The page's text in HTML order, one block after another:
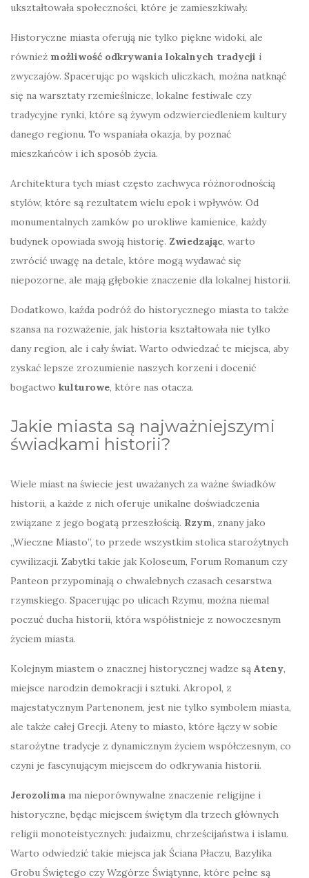
ukształtowała społeczności, które je zamieszkiwały.
Historyczne miasta oferują nie tylko piękne widoki, ale
również możliwość odkrywania lokalnych tradycji i
zwyczajów. Spacerując po wąskich uliczkach, można natknąć
się na warsztaty rzemieślnicze, lokalne festiwale czy
tradycyjne rynki, które są żywym odzwierciedleniem kultury
danego regionu. To wspaniała okazja, by poznać
mieszkańców i ich sposób życia.
Architektura tych miast często zachwyca różnorodnością
stylów, które są rezultatem wielu epok i wpływów. Od
monumentalnych zamków po urokliwe kamienice, każdy
budynek opowiada swoją historię. Zwiedzając, warto
zwrócić uwagę na detale, które mogą wydawać się
niepozorne, ale mają głębokie znaczenie dla lokalnej historii.
Dodatkowo, każda podróż do historycznego miasta to także
szansa na rozważenie, jak historia kształtowała nie tylko
dany region, ale i cały świat. Warto odwiedzać te miejsca, aby
zyskać lepsze zrozumienie naszych korzeni i docenić
bogactwo kulturowe, które nas otacza.
Jakie miasta są najważniejszymi
świadkami historii?
Wiele miast na świecie jest uważanych za ważne świadków
historii, a każde z nich oferuje unikalne doświadczenia
związane z jego bogatą przeszłością. Rzym, znany jako
„Wieczne Miasto”, to przede wszystkim stolica starożytnych
cywilizacji. Zabytki takie jak Koloseum, Forum Romanum czy
Panteon przypominają o chwalebnych czasach cesarstwa
rzymskiego. Spacerując po ulicach Rzymu, można niemal
poczuć ducha historii, która współistnieje z nowoczesnym
życiem miasta.
Kolejnym miastem o znacznej historycznej wadze są Ateny,
miejsce narodzin demokracji i sztuki. Akropol, z
majestatycznym Partenonem, jest nie tylko symbolem miasta,
ale także całej Grecji. Ateny to miasto, które łączy w sobie
starożytne tradycje z dynamicznym życiem współczesnym, co
czyni je fascynującym miejscem do odkrywania historii.
Jerozolima ma nieporównywalne znaczenie religijne i
historyczne, będąc miejscem świętym dla trzech głównych
religii monoteistycznych: judaizmu, chrześcijaństwa i islamu.
Warto odwiedzić takie miejsca jak Ściana Płaczu, Bazylika
Grobu Świętego czy Wzgórze Świątynne, które pełne są